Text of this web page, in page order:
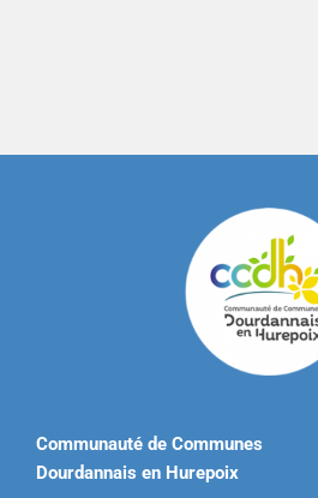
Communauté de Communes
Dourdannais en Hurepoix